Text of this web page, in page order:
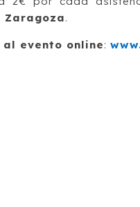
Zaragoza.
evento online: